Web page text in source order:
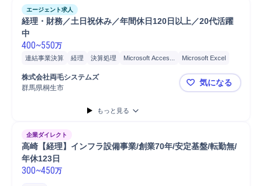
エージェント求人
経理・財務／土日祝休み／年間休日120日以上／20代活躍
中
400~550万
連結事業決算 経理 決算処理 Microsoft Acces... Microsoft Excel
株式会社両毛システムズ
群馬県桐生市
経理・財務
気になる
もっと見る
企業ダイレクト
高崎【経理】インフラ設備事業/創業70年/安定基盤/転勤無/
年休123日
300~450万